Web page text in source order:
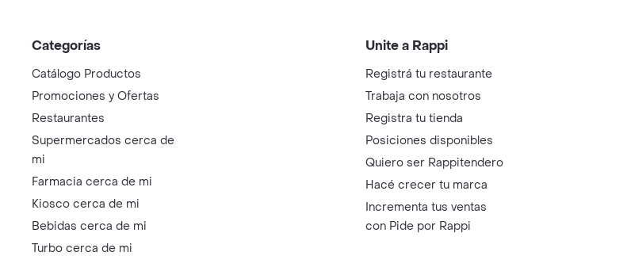
Categorías
Catálogo Productos
Promociones y Ofertas
Restaurantes
Supermercados cerca de
mi
Farmacia cerca de mi
Kiosco cerca de mi
Bebidas cerca de mi
Turbo cerca de mi
Unite a Rappi
Registrá tu restaurante
Trabaja con nosotros
Registra tu tienda
Posiciones disponibles
Quiero ser Rappitendero
Hacé crecer tu marca
Incrementa tus ventas
con Pide por Rappi